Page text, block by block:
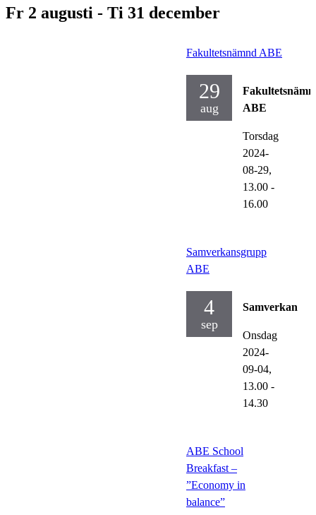
Fr 2 augusti - Ti 31 december
Fakultetsnämnd ABE
29
aug
ABE
Torsdag
2024-
08-29,
13.00 -
16.00
Samverkansgrupp
ABE
4
sep
Samverkan
Onsdag
2024-
09-04,
13.00 -
14.30
ABE School
Breakfast –
”Economy in
balance”